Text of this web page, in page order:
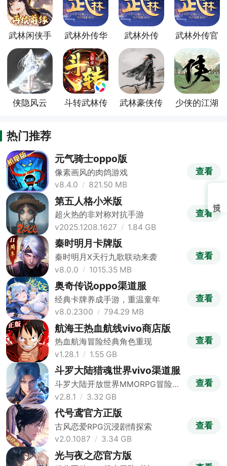
武林闲侠手
武林外传华
武林外传
武林外传官
侠隐风云
斗转武林传
武林豪侠传
少侠的江湖
热门推荐
元气骑士oppo版
像素画风的肉鸽游戏
v8.4.0
821.50 MB
查看
第五人格小米版
超火热的非对称对抗手游
v2025.1208.1627
1.84 GB
查看
秦时明月卡牌版
秦时明月X天行九歌联动来袭
v8.0.0
1015.35 MB
查看
奥奇传说oppo渠道服
经典卡牌养成手游，重温童年
v8.0.2300
794.29 MB
查看
航海王热血航线vivo商店版
热血航海冒险经典角色重现
v1.28.1
1.55 GB
查看
斗罗大陆猎魂世界vivo渠道服
斗罗大陆开放世界MMORPG冒险游
戏
v2.8.1 3.32 GB
查看
代号鸢官方正版
古风恋爱RPG沉浸剧情探索
v2.0.1087
3.34 GB
查看
光与夜之恋官方版